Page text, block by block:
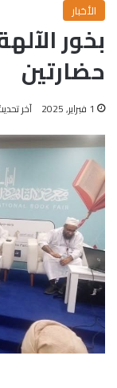
الأخبار
بخور
حضارتين
1 فبراير, 2025 آخر تحديث: 2 يونيو,